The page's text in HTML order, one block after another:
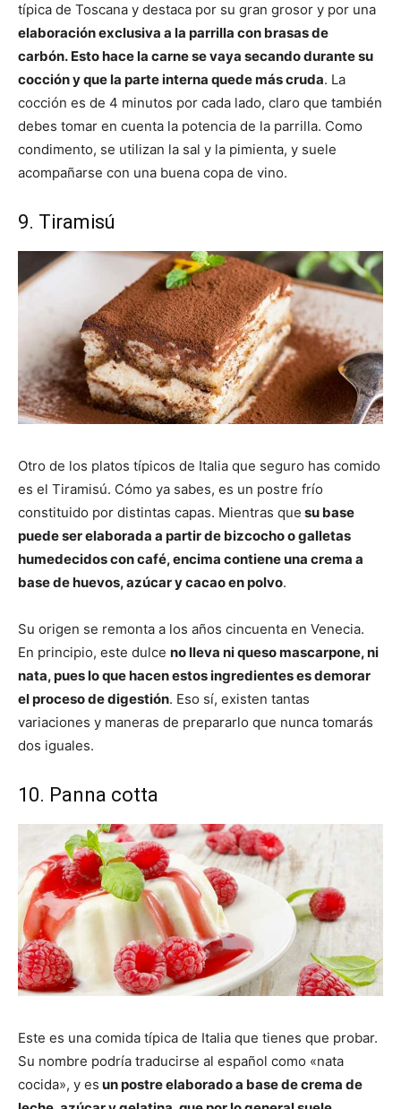
típica de Toscana y destaca por su gran grosor y por una
elaboración exclusiva a la parrilla con brasas de
carbón. Esto hace la carne se vaya secando durante su
cocción y que la parte interna quede más cruda. La
cocción es de 4 minutos por cada lado, claro que también
debes tomar en cuenta la potencia de la parrilla. Como
condimento, se utilizan la sal y la pimienta, y suele
acompañarse con una buena copa de vino.
9. Tiramisú
Otro de los platos típicos de Italia que seguro has comido
es el Tiramisú. Cómo ya sabes, es un postre frío
constituido por distintas capas. Mientras que su base
puede ser elaborada a partir de bizcocho o galletas
humedecidos con café, encima contiene una crema a
base de huevos, azúcar y cacao en polvo.
Su origen se remonta a los años cincuenta en Venecia.
En principio, este dulce no lleva ni queso mascarpone, ni
nata, pues lo que hacen estos ingredientes es demorar
el proceso de digestión. Eso sí, existen tantas
variaciones y maneras de prepararlo que nunca tomarás
dos iguales.
10. Panna cotta
Este es una comida típica de Italia que tienes que probar.
Su nombre podría traducirse al español como «nata
cocida», y es un postre elaborado a base de crema de